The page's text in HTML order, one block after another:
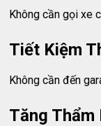
Không cần gọi xe
Tiết Kiệm
Không cần đến
Tăng Thẩm